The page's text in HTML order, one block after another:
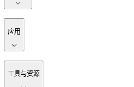
应用
工具与资源